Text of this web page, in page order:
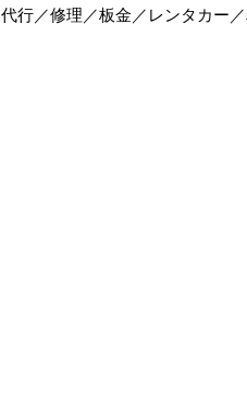
行／修理／板金／レンタカー